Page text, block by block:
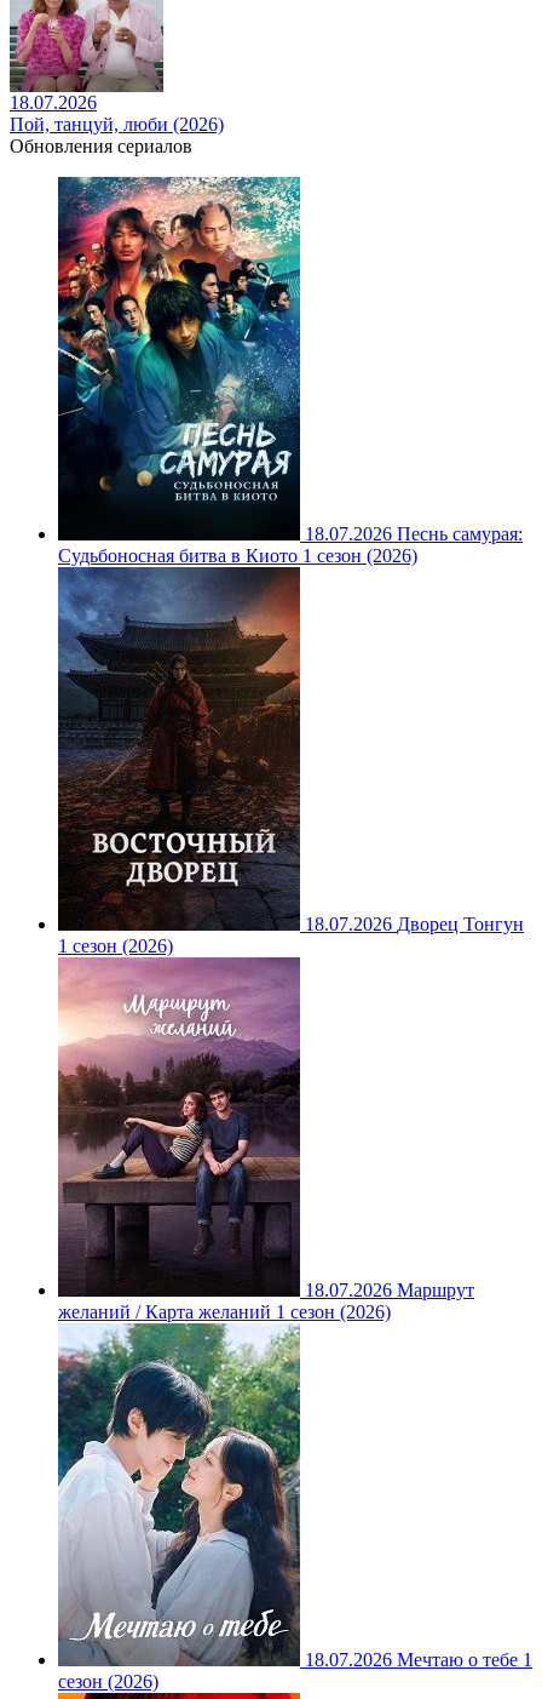
18.07.2026
Пой, танцуй, люби (2026)
Обновления сериалов
18.07.2026 Песнь самурая:
Судьбоносная битва в Киото 1 сезон (2026)
18.07.2026 Дворец Тонгун
1 сезон (2026)
18.07.2026 Маршрут
желаний / Карта желаний 1 сезон (2026)
18.07.2026 Мечтаю о тебе 1
сезон (2026)